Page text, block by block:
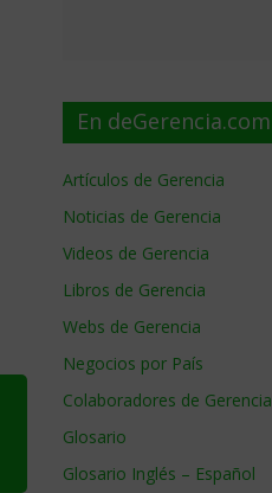
En deGerencia.com
Artículos de Gerencia
Noticias de Gerencia
Videos de Gerencia
Libros de Gerencia
Webs de Gerencia
Negocios por País
Colaboradores de Gerencia
Glosario
Glosario Inglés – Español